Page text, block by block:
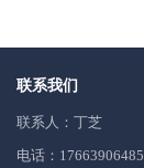
联系我们
联系人：丁芝
电话：17663906485